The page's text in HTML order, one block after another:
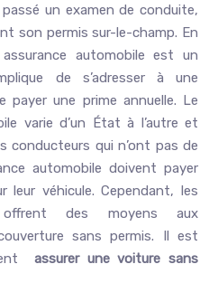
un examen de conduite,
son permis sur-le-champ. En
assurance automobile est un
de s’adresser à une
payer une prime annuelle. Le
varie d’un État à l’autre et
conducteurs qui n’ont pas de
automobile doivent payer
leur véhicule. Cependant, les
offrent des moyens aux
sans permis. Il est
assurer une voiture sans